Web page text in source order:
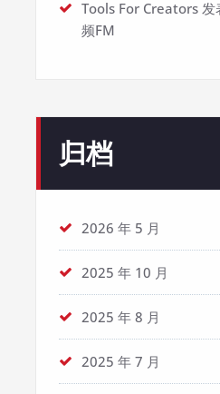
Tools For Creators 发
频FM
归档
2026 年 5 月
2025 年 10 月
2025 年 8 月
2025 年 7 月